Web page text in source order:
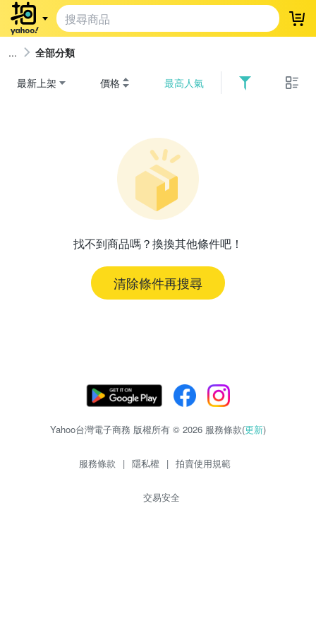
登
全部分類
最新上架 價格 最高人氣
找不到商品嗎？換換其他條件吧！
清除條件再搜尋
Yahoo台灣電子商務 版權所有 © 2026 服務條款(更新)
服務條款 | 隱私權 | 拍賣使用規範
交易安全